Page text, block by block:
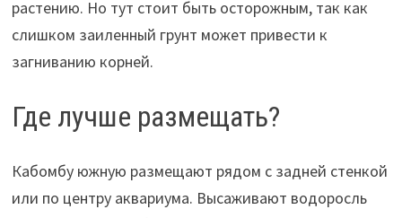
растению. Но тут стоит быть осторожным, так как
слишком заиленный грунт может привести к
загниванию корней.
Где лучше размещать?
Кабомбу южную размещают рядом с задней стенкой
или по центру аквариума. Высаживают водоросль